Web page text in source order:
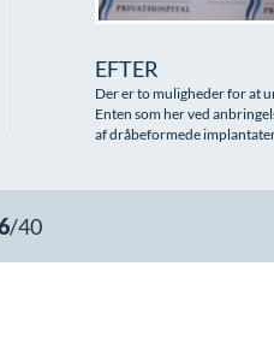
EFTER
Der er to muligheder for at
Enten som her ved
af dråbeformede